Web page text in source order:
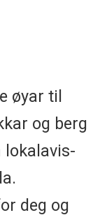
øyar til
og berg
lokalavis-
deg og